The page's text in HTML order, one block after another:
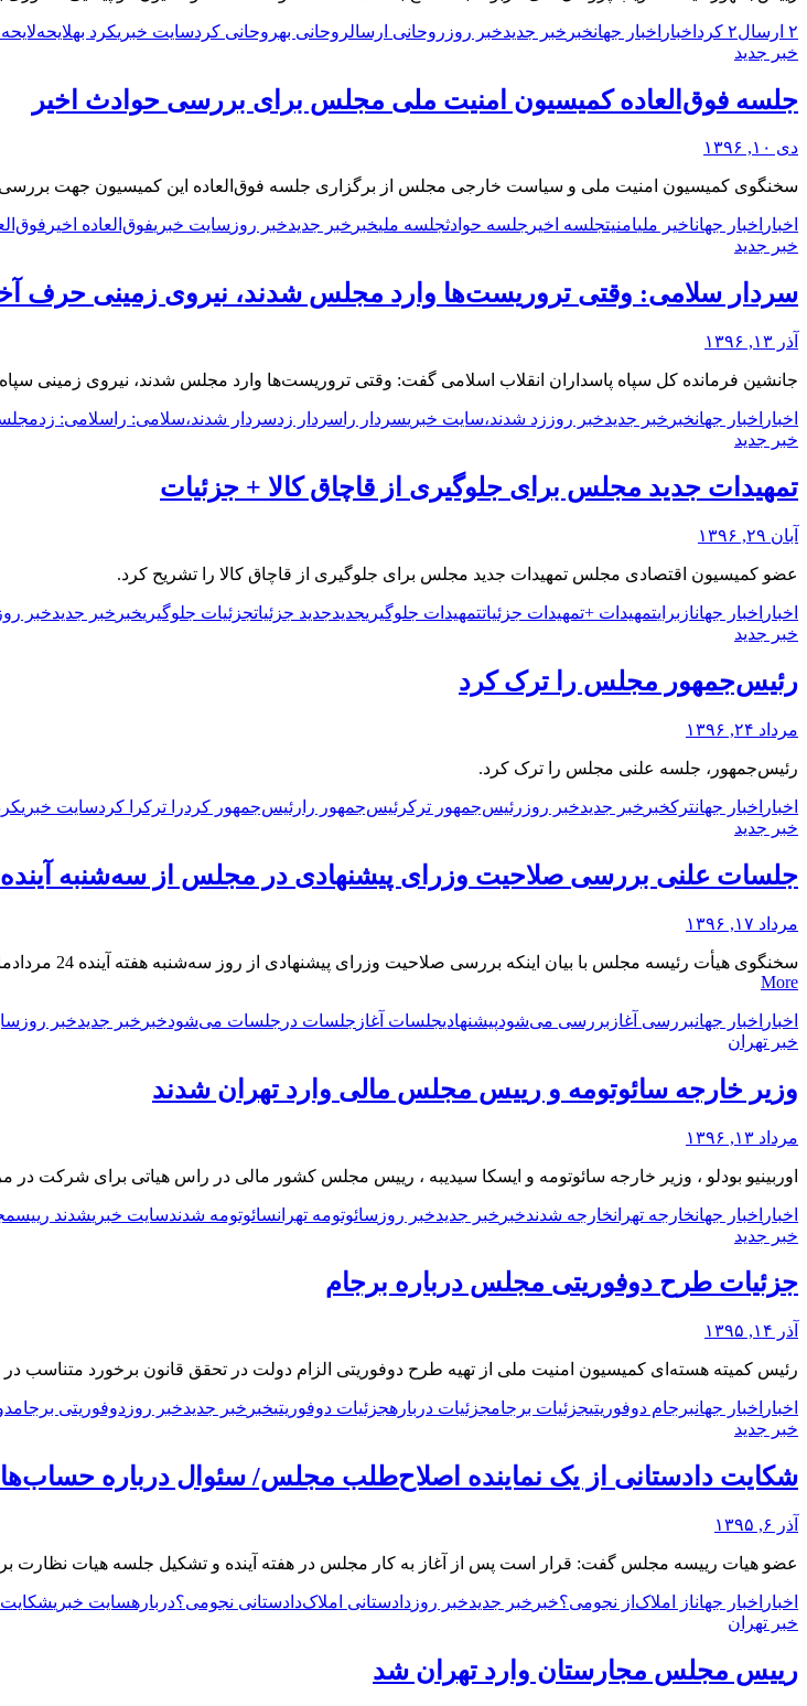
۲ ارسال ۲ کرد اخبار اخبار جهانخبر خبر جدیدخبر روز روحانی ارسالروحانی بهروحانی کردسایت خبریکرد بهلایحه‌
خبر جدید
جلسه فوق‌العاده کمیسیون امنیت ملی مجلس برای بررسی حوادث اخیر
دی ۱۰, ۱۳۹۶
سخنگوی کمیسیون امنیت ملی و سیاست خارجی مجلس از برگزاری جلسه فوق‌العاده این کمیسیون جهت بررسی
اخبار اخبار جهاناخیر ملیامنیتجلسه اخیر جلسه حوادثجلسه ملیخبر خبر جدیدخبر روز سایت خبریفوق‌العاده اخیر
خبر جدید
سردار سلامی: وقتی تروریست‌ها وارد مجلس شدند، نیروی زمینی حرف
آذر ۱۳, ۱۳۹۶
جانشین فرمانده کل سپاه پاسداران انقلاب اسلامی گفت: وقتی تروریست‌ها وارد مجلس شدند، نیروی زمینی
اخبار اخبار جهانخبر خبر جدیدخبر روز زد شدند،سایت خبریسردار را سردار زدسردار شدند،سلامی: را سلامی: زد
خبر جدید
تمهیدات جدید مجلس برای جلوگیری از قاچاق کالا + جزئیات
آبان ۲۹, ۱۳۹۶
عضو کمیسیون اقتصادی مجلس تمهیدات جدید مجلس برای جلوگیری از قاچاق کالا را تشریح کرد.
اخبار اخبار جهاناز برایتمهیدات +تمهیدات جزئیاتتمهیدات جلوگیریجدیدجدید جزئیاتجزئیات جلوگیریخبر خبر جدیدخبر روز
خبر جدید
رئیس‌جمهور مجلس را ترک کرد
مرداد ۲۴, ۱۳۹۶
رئیس‌جمهور، جلسه علنی مجلس را ترک کرد.
اخبار اخبار جهانترکخبر خبر جدیدخبر روز رئیس‌جمهور ترکرئیس‌جمهور را رئیس‌جمهور کردرا ترکرا کردسایت خبری
خبر جدید
جلسات علنی بررسی صلاحیت وزرای پیشنهادی در مجلس از سه‌شنبه
مرداد ۱۷, ۱۳۹۶
سخنگوی هیأت رئیسه مجلس با بیان اینکه بررسی صلاحیت وزرای پیشنهادی از روز سه‌شنبه هفته آینده 24 مردادماه در مجلس آغاز می‌شود، گفت: تلاش می‌کنیم جلسات رسیدگی به صلاحیت کابینه …
More
اخبار اخبار جهانبررسی آغاز بررسی می‌شودپیشنهادیجلسات آغاز جلسات در جلسات می‌شودخبر خبر جدیدخبر روز
خبر تهران
وزیر خارجه سائوتومه و رییس مجلس مالی وارد تهران شدند
مرداد ۱۳, ۱۳۹۶
اوربینیو بودلو ، وزیر خارجه سائوتومه و ایسکا سیدیبه ، رییس مجلس کشور مالی در راس هیاتی برای شرکت
اخبار اخبار جهانخارجه تهرانخارجه شدندخبر خبر جدیدخبر روز سائوتومه تهرانسائوتومه شدندسایت خبریشدند رییس
خبر جدید
جزئیات طرح دوفوریتی مجلس درباره برجام
آذر ۱۴, ۱۳۹۵
رئیس کمیته هسته‌ای کمیسیون امنیت ملی از تهیه طرح دوفوریتی الزام دولت در تحقق قانون برخورد متناسب در
اخبار اخبار جهانبرجام دوفوریتیجزئیات برجامجزئیات دربارهجزئیات دوفوریتیخبر خبر جدیدخبر روز دوفوریتی برجام
خبر جدید
شکایت دادستانی از یک نماینده اصلاح‌طلب مجلس/ سئوال درباره
آذر ۶, ۱۳۹۵
عضو هیات رییسه مجلس گفت: قرار است پس از آغاز به کار مجلس در هفته آینده و تشکیل جلسه هیات نظارت بر
اخبار اخبار جهاناز املاک‌ از نجومی؟خبر خبر جدیدخبر روز دادستانی املاک‌دادستانی نجومی؟دربارهسایت خبریشکایت
خبر تهران
رییس مجلس مجارستان وارد تهران شد